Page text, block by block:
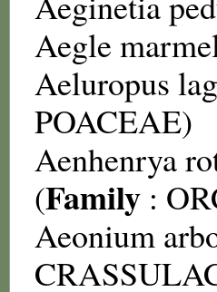
Aegle
Aeluropus
POACEAE)
Aenhenrya
(Family :
Aeonium